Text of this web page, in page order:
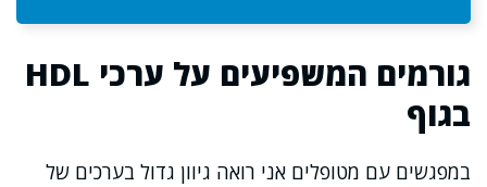
גורמים המשפיעים על ערכי HDL
בגוף
במפגשים עם מטופלים אני רואה גיוון גדול בערכים של